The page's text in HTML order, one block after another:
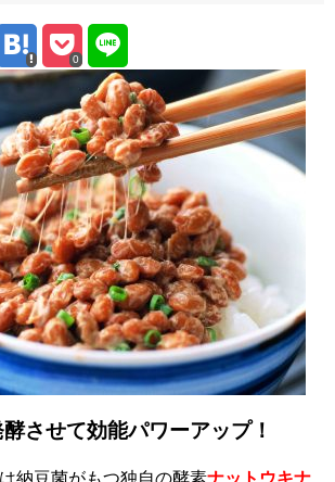
0
させて効能パワーアップ！
納豆菌がもつ独自の酵素ナットウキナ